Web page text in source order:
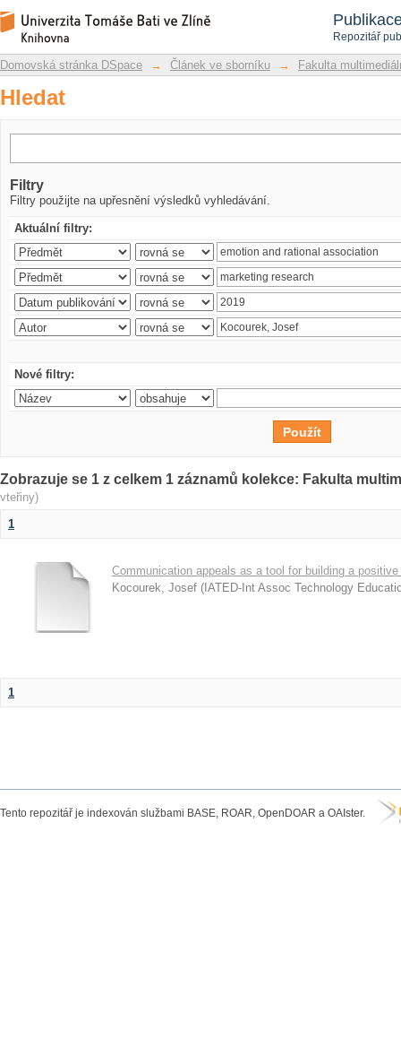
Repozitář
Hledat
Repozitář DSpace/Manakin
Domovská stránka DSpace → Článek ve sborníku → Fakulta
Hledat
Filtry
Filtry použijte na upřesnění výsledků vyhledávání.
Aktuální filtry:
Nové filtry:
Zobrazuje se 1 z celkem 1 záznamů kolekce: Fakulta
vteřiny)
1
Communication appeals as a tool for building a
Kocourek, Josef ( IATED-Int Assoc Technology
1
Tento repozitář je indexován službami BASE, ROAR, OpenDOAR a OAIster.